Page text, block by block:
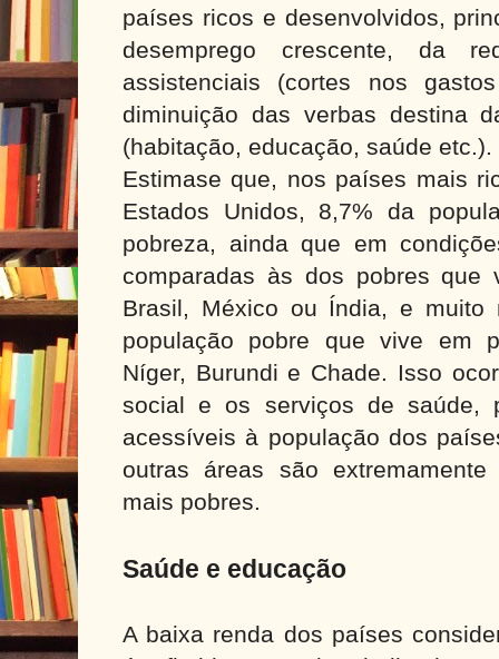
países ricos e desenvolvidos,
desemprego crescente, da
assistenciais (cortes nos
diminuição das verbas destina
(habitação, educação, saúde etc.).
Estimase que, nos países mais
Estados Unidos, 8,7% da
pobreza, ainda que em
comparadas às dos pobres que
Brasil, México ou Índia, e muito
população pobre que vive em
Níger, Burundi e Chade. Isso
social e os serviços de saúde,
acessíveis à população dos
outras áreas são
mais pobres.
Saúde e educação
A baixa renda dos países